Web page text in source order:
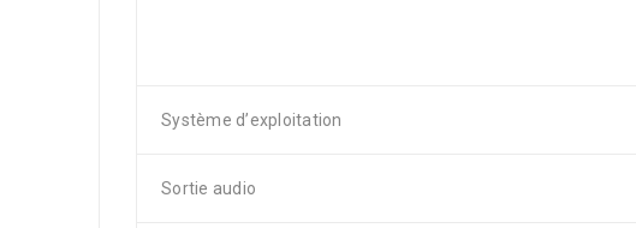
Système d’exploitation
Sortie audio